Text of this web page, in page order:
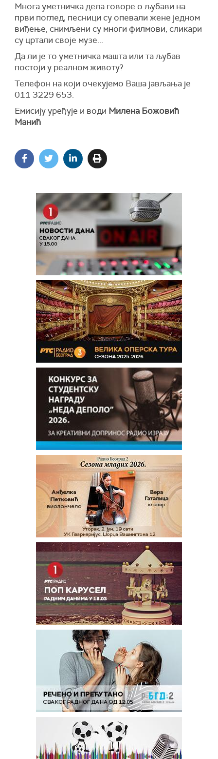
Многа уметничка дела говоре о љубави на
први поглед, песници су опевали жене једном
виђење, снимљени су многи филмови, сликари
су цртали своје музе...
Да ли је то уметничка машта или та љубав
постоји у реалном животу?
Телефон на који очекујемо Ваша јављања је
011 3229 653.
Емисију уређује и води Милена Божовић
Манић